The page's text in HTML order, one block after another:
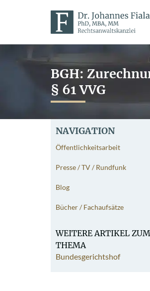
BGH:
§ 61 VVG
NAVIGATION
Öffentlichkeitsarbeit
Presse / TV / Rundfunk
Blog
Bücher / Fachaufsätze
WEITERE ARTIKEL ZUM
THEMA
Bundesgerichtshof